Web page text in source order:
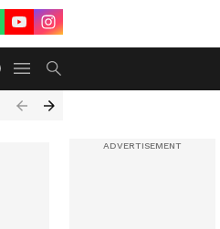
Chhatravriti Yojana